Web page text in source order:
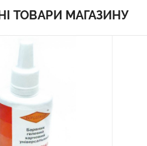
ТОВАРИ МАГАЗИНУ